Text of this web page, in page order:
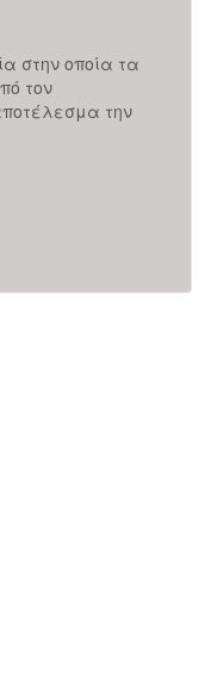
στην οποία τα
τον
την